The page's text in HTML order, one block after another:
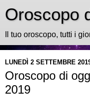
Oroscopo
Il tuo oroscopo, tutti i
LUNEDÌ 2 SETTEMBRE
Oroscopo di
2019